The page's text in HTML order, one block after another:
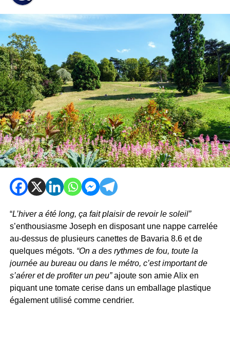
“L’hiver a été long, ça fait plaisir de revoir le soleil”
s’enthousiasme Joseph en disposant une nappe carrelée
au-dessus de plusieurs canettes de Bavaria 8.6 et de
quelques mégots. “On a des rythmes de fou, toute la
journée au bureau ou dans le métro, c’est important de
s’aérer et de profiter un peu”ajoute son amie Alix en
piquant une tomate cerise dans un emballage plastique
également utilisé comme cendrier.